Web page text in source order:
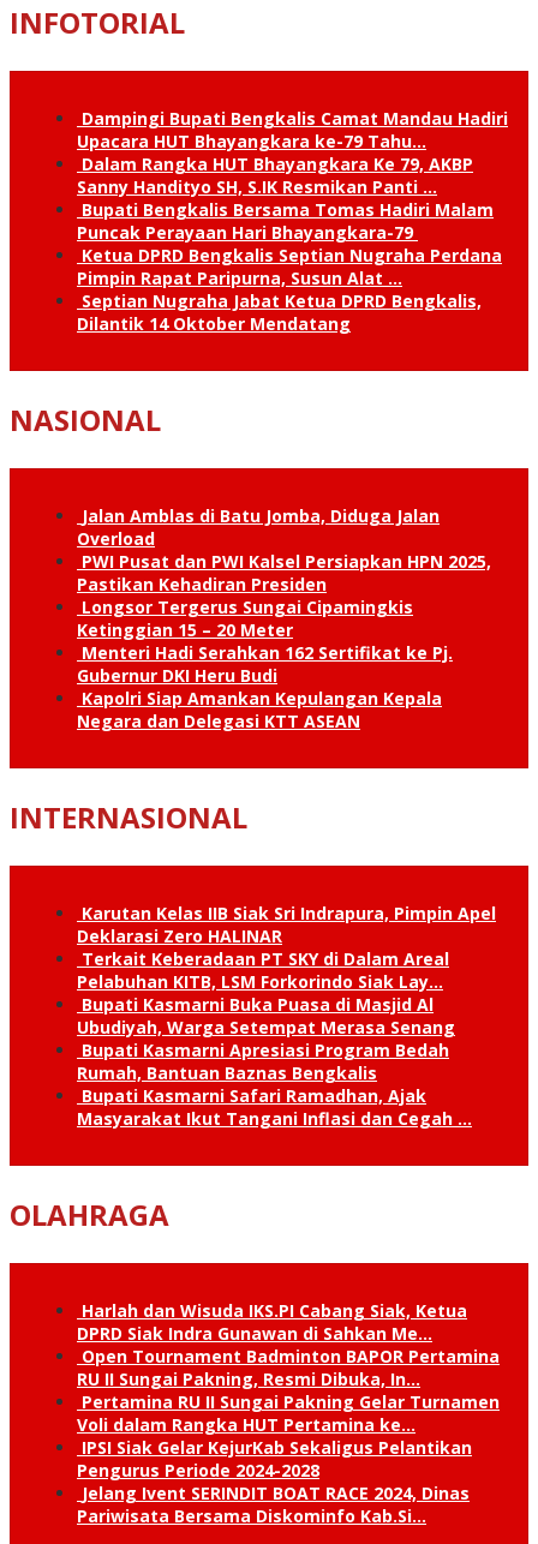
INFOTORIAL
Dampingi Bupati Bengkalis Camat Mandau Hadiri
Upacara HUT Bhayangkara ke-79 Tahu…
Dalam Rangka HUT Bhayangkara Ke 79, AKBP
Sanny Handityo SH, S.IK Resmikan Panti …
Bupati Bengkalis Bersama Tomas Hadiri Malam
Puncak Perayaan Hari Bhayangkara-79
Ketua DPRD Bengkalis Septian Nugraha Perdana
Pimpin Rapat Paripurna, Susun Alat …
Septian Nugraha Jabat Ketua DPRD Bengkalis,
Dilantik 14 Oktober Mendatang
NASIONAL
Jalan Amblas di Batu Jomba, Diduga Jalan
Overload
PWI Pusat dan PWI Kalsel Persiapkan HPN 2025,
Pastikan Kehadiran Presiden
Longsor Tergerus Sungai Cipamingkis
Ketinggian 15 – 20 Meter
Menteri Hadi Serahkan 162 Sertifikat ke Pj.
Gubernur DKI Heru Budi
Kapolri Siap Amankan Kepulangan Kepala
Negara dan Delegasi KTT ASEAN
INTERNASIONAL
Karutan Kelas IIB Siak Sri Indrapura, Pimpin Apel
Deklarasi Zero HALINAR
Terkait Keberadaan PT SKY di Dalam Areal
Pelabuhan KITB, LSM Forkorindo Siak Lay…
Bupati Kasmarni Buka Puasa di Masjid Al
Ubudiyah, Warga Setempat Merasa Senang
Bupati Kasmarni Apresiasi Program Bedah
Rumah, Bantuan Baznas Bengkalis
Bupati Kasmarni Safari Ramadhan, Ajak
Masyarakat Ikut Tangani Inflasi dan Cegah …
OLAHRAGA
Harlah dan Wisuda IKS.PI Cabang Siak, Ketua
DPRD Siak Indra Gunawan di Sahkan Me…
Open Tournament Badminton BAPOR Pertamina
RU II Sungai Pakning, Resmi Dibuka, In…
Pertamina RU II Sungai Pakning Gelar Turnamen
Voli dalam Rangka HUT Pertamina ke…
IPSI Siak Gelar KejurKab Sekaligus Pelantikan
Pengurus Periode 2024-2028
Jelang Ivent SERINDIT BOAT RACE 2024, Dinas
Pariwisata Bersama Diskominfo Kab.Si…